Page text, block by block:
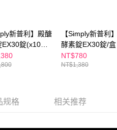
恩沛科技股份有限公司(下稱 AFTEE )
使用本服務所須提供之個人資料(包
姓名、電話、收件地址)，將交付予
關於 AFTEE 對於個人資料之蒐集、
額加收年利率 16% 的逾期滯納金。
)免运费
运费
)免运费
新普利】殿醣
錠(x10盒)
白腎豆 桑葉
萃
【Simply新普利
酵素錠EX30錠/
越苦瓜 白腎豆 桑
椿植萃)
NT$780
NT$1,380
规格 相关推荐